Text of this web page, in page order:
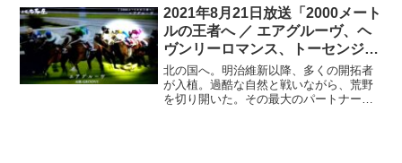
くして競技を引退した母から、未熟児と
して生まれた彼は、世界の舞台を駆け抜
けていく。親が誇れる、己になりたい
と…
2021年8月21日放送「2000メート
ルの王者へ ／ エアグルーヴ、ヘ
ヴンリーロマンス、トーセンジョ
ーダン」
北の国へ。明治維新以降、多くの開拓者
が入植。過酷な自然と戦いながら、荒野
を切り開いた。その最大のパートナーと